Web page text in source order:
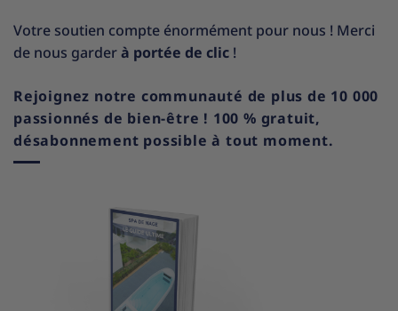
Votre soutien compte énormément pour nous ! Merci
de nous garderà portée de clic !
Rejoignez notre communauté de plus de 10 000
passionnés de bien-être ! 100 % gratuit,
désabonnement possible à tout moment.